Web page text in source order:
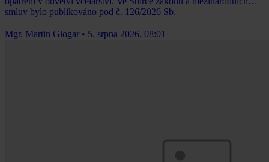
smluv bylo publikováno pod č. 126/2026 Sb.
Mgr. Martin Glogar • 5. srpna 2026, 08:01